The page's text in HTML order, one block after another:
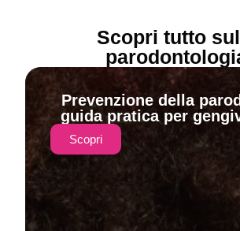
Scopri tutto
Prevenzione della
guida pratica per
Scopri